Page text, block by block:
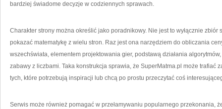
bardziej świadome decyzje w codziennych sprawach.
Charakter strony można określić jako poradnikowy. Nie jest to wyłącznie
pokazać matematykę z wielu stron. Raz jest ona narzędziem do obliczania
wszechświata, elementem projektowania gier, podstawą działania
zabawy z liczbami. Taka konstrukcja sprawia, że SuperMatma.pl może trafiać
tych, które potrzebują inspiracji lub chcą po prostu przeczytać coś
Serwis może również pomagać w przełamywaniu popularnego przekonania,